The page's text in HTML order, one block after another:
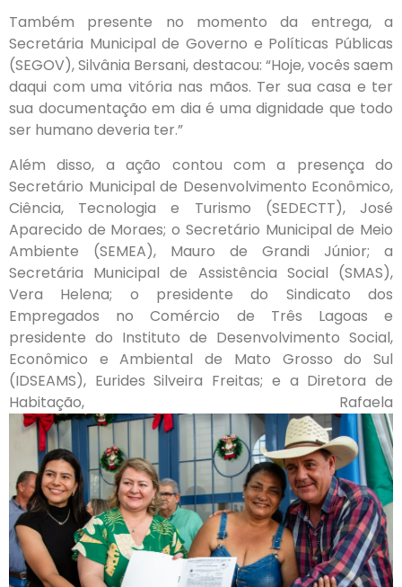
Também presente no momento da entrega, a
Secretária Municipal de Governo e Políticas Públicas
(SEGOV), Silvânia Bersani, destacou: “Hoje, vocês saem
daqui com uma vitória nas mãos. Ter sua casa e ter
sua documentação em dia é uma dignidade que todo
ser humano deveria ter.”
Além disso, a ação contou com a presença do
Secretário Municipal de Desenvolvimento Econômico,
Ciência, Tecnologia e Turismo (SEDECTT), José
Aparecido de Moraes; o Secretário Municipal de Meio
Ambiente (SEMEA), Mauro de Grandi Júnior; a
Secretária Municipal de Assistência Social (SMAS),
Vera Helena; o presidente do Sindicato dos
Empregados no Comércio de Três Lagoas e
presidente do Instituto de Desenvolvimento Social,
Econômico e Ambiental de Mato Grosso do Sul
(IDSEAMS), Eurides Silveira Freitas; e a Diretora de
Habitação, Rafaela